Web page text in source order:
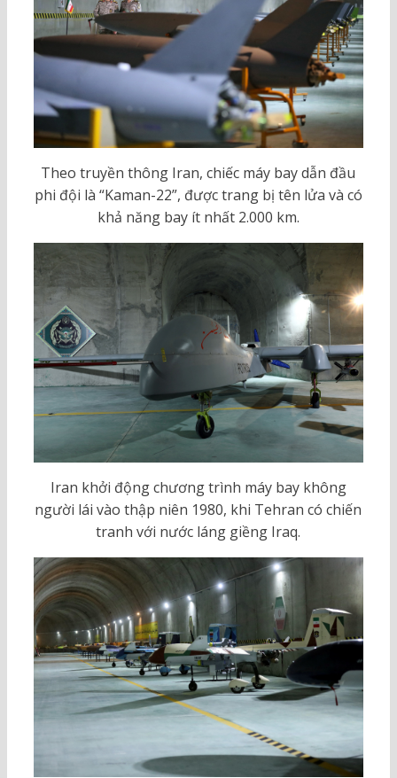
Theo truyền thông Iran, chiếc máy bay dẫn đầu
phi đội là “Kaman-22”, được trang bị tên lửa và có
khả năng bay ít nhất 2.000 km.
Iran khởi động chương trình máy bay không
người lái vào thập niên 1980, khi Tehran có chiến
tranh với nước láng giềng Iraq.